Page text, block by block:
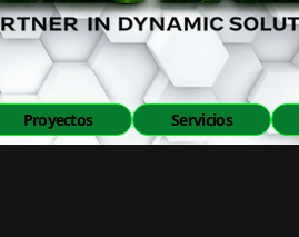
Proyectos Servicios